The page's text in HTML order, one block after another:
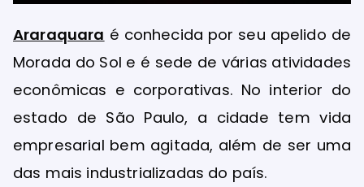
Araraquara é conhecida por seu apelido de
Morada do Sol e é sede de várias atividades
econômicas e corporativas. No interior do
estado de São Paulo, a cidade tem vida
empresarial bem agitada, além de ser uma
das mais industrializadas do país.